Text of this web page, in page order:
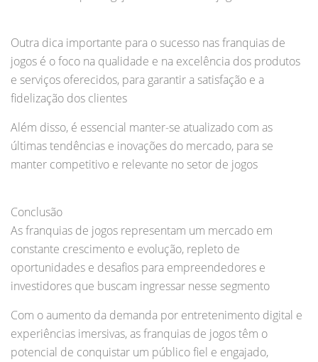
Outra dica importante para o sucesso nas franquias de
jogos é o foco na qualidade e na excelência dos produtos
e serviços oferecidos, para garantir a satisfação e a
fidelização dos clientes
Além disso, é essencial manter-se atualizado com as
últimas tendências e inovações do mercado, para se
manter competitivo e relevante no setor de jogos
Conclusão
As franquias de jogos representam um mercado em
constante crescimento e evolução, repleto de
oportunidades e desafios para empreendedores e
investidores que buscam ingressar nesse segmento
Com o aumento da demanda por entretenimento digital e
experiências imersivas, as franquias de jogos têm o
potencial de conquistar um público fiel e engajado,